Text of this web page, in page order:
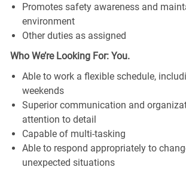
Promotes safety awareness and
environment
Other duties as assigned
Who We’re Looking For: You.
Able to work a flexible schedule,
weekends
Superior communication and
attention to detail
Capable of multi-tasking
Able to respond appropriately to
unexpected situations